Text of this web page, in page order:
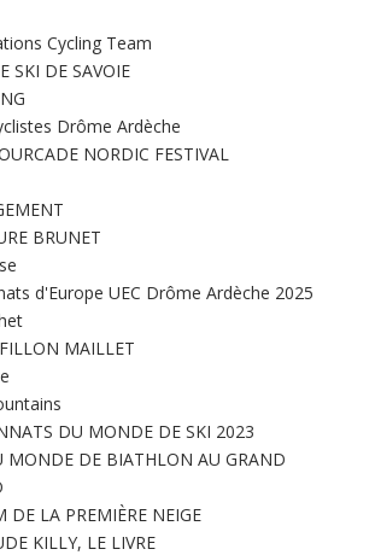
Cycling Team
SKI DE SAVOIE
Drôme Ardèche
NORDIC FESTIVAL
BRUNET
d'Europe UEC Drôme Ardèche 2025
MAILLET
DU MONDE DE SKI 2023
MONDE DE BIATHLON AU GRAND
DE LA PREMIÈRE NEIGE
KILLY, LE LIVRE